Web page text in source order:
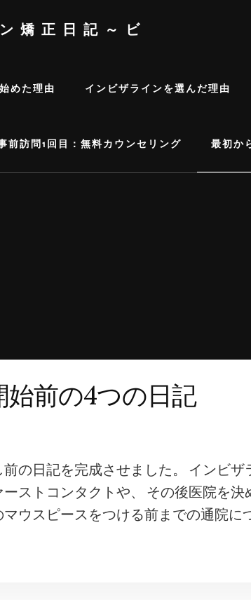
矯正日記～ビ
めた理由 インビザラインを選んだ理由
前訪問1回目：無料カウンセリング 最初か
前の4つの日記
の日記を完成させました。 インビザ
ストコンタクトや、 その後医院を決
ウスピースをつける前までの通院に